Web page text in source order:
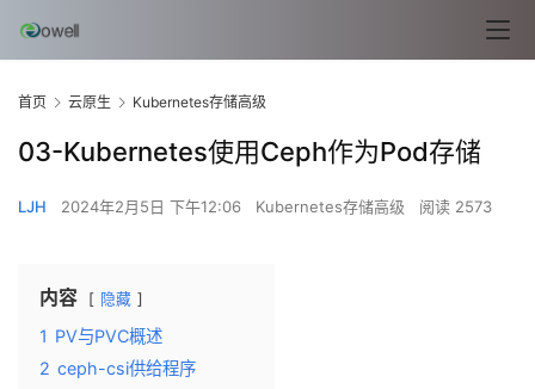
首页 云原生 Kubernetes存储高级
03-Kubernetes使用Ceph作为Pod存储
LJH 2024年2月5日 下午12:06 Kubernetes存储高级 阅读 2573
内容 隐藏
1 PV与PVC概述
2 ceph-csi供给程序